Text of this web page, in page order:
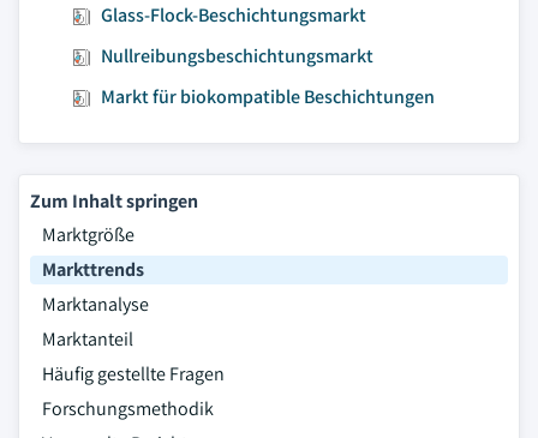
Glass-Flock-Beschichtungsmarkt
Nullreibungsbeschichtungsmarkt
Markt für biokompatible Beschichtungen
Zum Inhalt springen
Marktgröße
Markttrends
Marktanalyse
Marktanteil
Häufig gestellte Fragen
Forschungsmethodik